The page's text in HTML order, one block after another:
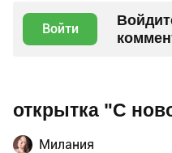
Войти
открытка "С
Милания